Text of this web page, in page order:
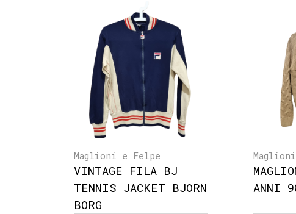
Maglioni e Felpe
VINTAGE FILA BJ
TENNIS JACKET BJORN
BORG
ANNI